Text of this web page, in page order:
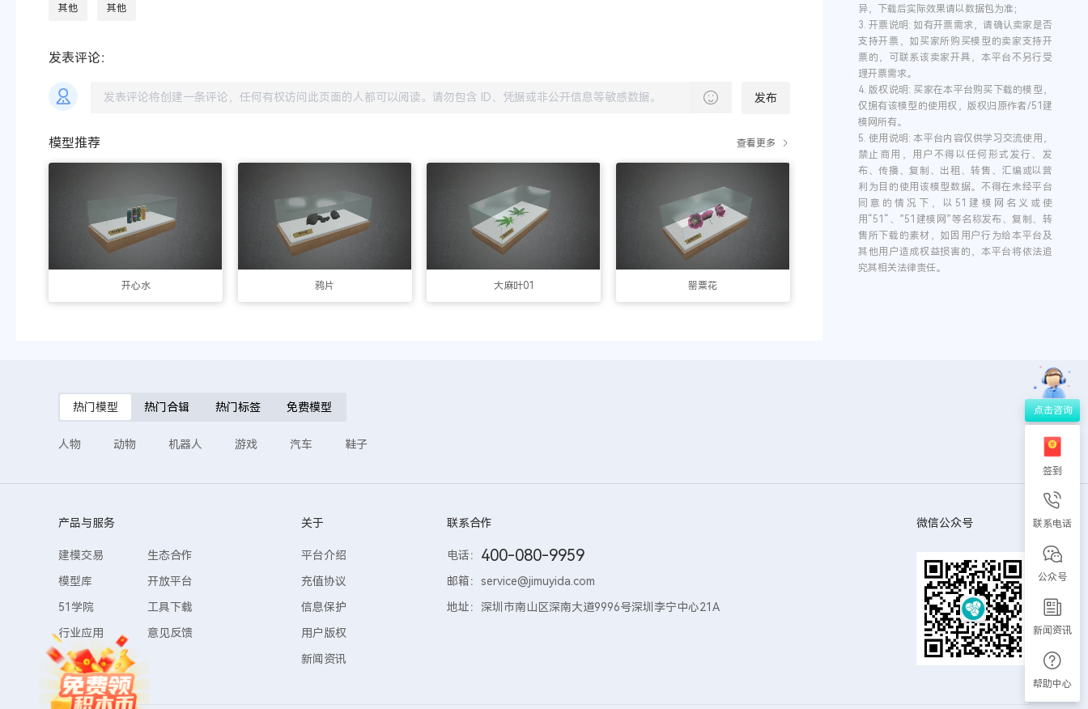
其他 其他
发表评论：
发布
模型推荐 查看更多
开心水 鸦片 大麻叶01 罂粟花
异，下载后实际效果请以数据包为准；
3.开票说明: 如有开票需求，请确认卖家是否
支持开票，如买家所购买模型的卖家支持开
票的，可联系该卖家开具，本平台不另行受
理开票需求。
4.版权说明: 买家在本平台购买下载的模型，
仅拥有该模型的使用权，版权归原作者/51建
模网所有。
5.使用说明: 本平台内容仅供学习交流使用，
禁止商用，用户不得以任何形式发行、发
布、传播、复制、出租、转售、汇编或以营
利为目的使用该模型数据。不得在未经平台
同意的情况下，以51建模网名义或使
用“51“、”51建模网”等名称发布、复制、转
售所下载的素材，如因用户行为给本平台及
其他用户造成权益损害的，本平台将依法追
究其相关法律责任。
热门模型 热门合辑 热门标签 免费模型
人物 动物 机器人 游戏 汽车 鞋子
产品与服务
建模交易
生态合作
模型库
开放平台
51学院
工具下载
行业应用
意见反馈
关于
平台介绍
充值协议
信息保护
用户版权
新闻资讯
联系合作
电话： 400-080-9959
邮箱： service@jimuyida.com
地址： 深圳市南山区深南大道9996号深圳李宁中心21A
微信公众号
签到
联系电话
公众号
新闻资讯
帮助中心